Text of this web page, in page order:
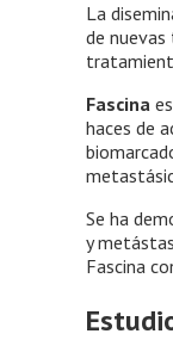
La
de
Fascina
haces de
Se ha
y
Fascina